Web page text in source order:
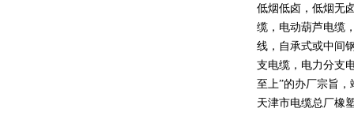
低烟低卤，低烟无
缆，电动葫芦电缆
线，自承式或中间
支电缆，电力分支
至上”的办厂宗旨，
天津市电缆总厂橡